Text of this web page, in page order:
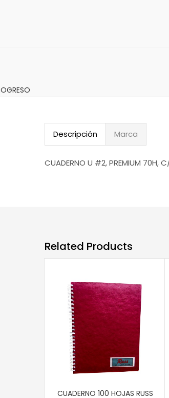
Descripción Marca
CUADERNO U #2, PREMIUM 70H,
Related Products
CUADERNO 100 HOJAS RUSS